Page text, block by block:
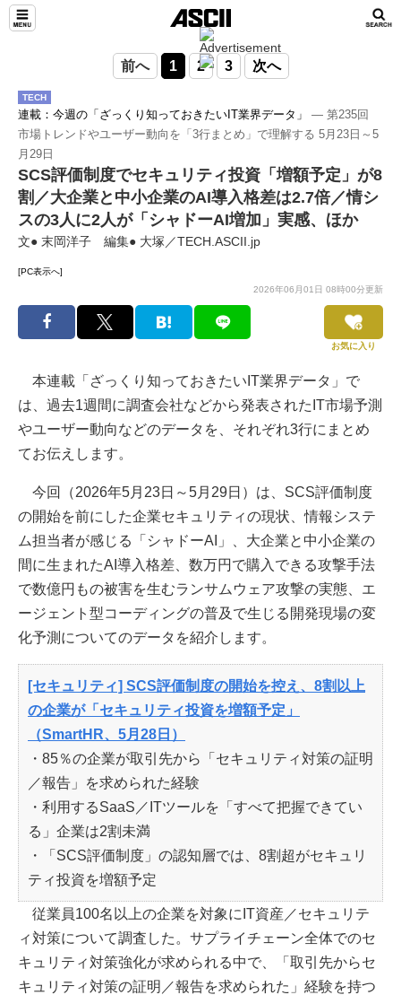
前へ 1 2 3 次へ
TECH
連載：今週の「ざっくり知っておきたいIT業界データ」 ― 第235回
市場トレンドやユーザー動向を「3行まとめ」で理解する 5月23日～5
月29日
SCS評価制度でセキュリティ投資「増額予定」が8
割／大企業と中小企業のAI導入格差は2.7倍／情シ
スの3人に2人が「シャドーAI増加」実感、ほか
文● 末岡洋子 編集● 大塚／TECH.ASCII.jp
[PC表示へ]
2026年06月01日 08時00分更新
お気に入り
本連載「ざっくり知っておきたいIT業界データ」で
は、過去1週間に調査会社などから発表されたIT市場予測
やユーザー動向などのデータを、それぞれ3行にまとめ
てお伝えします。
今回（2026年5月23日～5月29日）は、SCS評価制度
の開始を前にした企業セキュリティの現状、情報システ
ム担当者が感じる「シャドーAI」、大企業と中小企業の
間に生まれたAI導入格差、数万円で購入できる攻撃手法
で数億円もの被害を生むランサムウェア攻撃の実態、エ
ージェント型コーディングの普及で生じる開発現場の変
化予測についてのデータを紹介します。
[セキュリティ] SCS評価制度の開始を控え、8割以上
の企業が「セキュリティ投資を増額予定」
（SmartHR、5月28日）
・85％の企業が取引先から「セキュリティ対策の証明
／報告」を求められた経験
・利用するSaaS／ITツールを「すべて把握できてい
る」企業は2割未満
・「SCS評価制度」の認知層では、8割超がセキュリ
ティ投資を増額予定
従業員100名以上の企業を対象にIT資産／セキュリテ
ィ対策について調査した。サプライチェーン全体でのセ
キュリティ対策強化が求められる中で、「取引先からセ
キュリティ対策の証明／報告を求められた」経験を持つ